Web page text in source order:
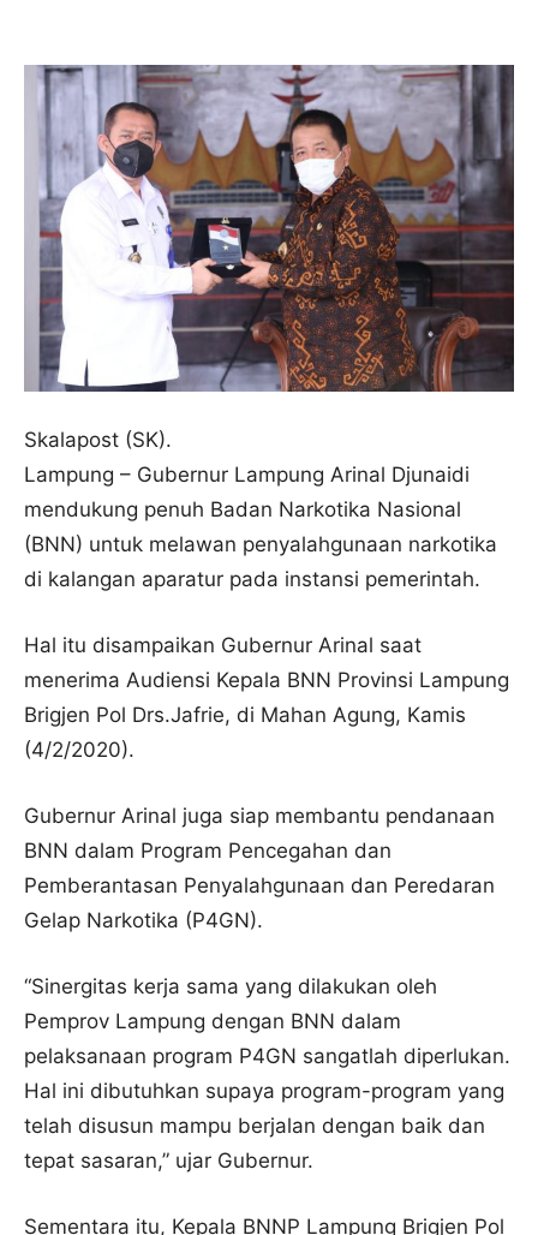
Skalapost (SK).
Lampung – Gubernur Lampung Arinal Djunaidi
mendukung penuh Badan Narkotika Nasional
(BNN) untuk melawan penyalahgunaan narkotika
di kalangan aparatur pada instansi pemerintah.
Hal itu disampaikan Gubernur Arinal saat
menerima Audiensi Kepala BNN Provinsi Lampung
Brigjen Pol Drs.Jafrie, di Mahan Agung, Kamis
(4/2/2020).
Gubernur Arinal juga siap membantu pendanaan
BNN dalam Program Pencegahan dan
Pemberantasan Penyalahgunaan dan Peredaran
Gelap Narkotika (P4GN).
“Sinergitas kerja sama yang dilakukan oleh
Pemprov Lampung dengan BNN dalam
pelaksanaan program P4GN sangatlah diperlukan.
Hal ini dibutuhkan supaya program-program yang
telah disusun mampu berjalan dengan baik dan
tepat sasaran,” ujar Gubernur.
Sementara itu, Kepala BNNP Lampung Brigjen Pol